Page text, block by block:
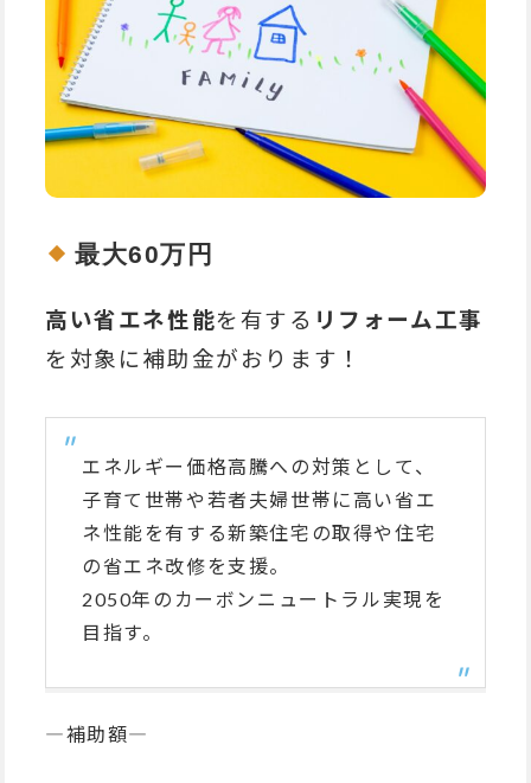
最大60万円
高い省エネ性能を有する リフォーム工事
を対象に補助金がおります！
エネルギー価格高騰への対策として、
子育て世帯や若者夫婦世帯に高い省エ
ネ性能を有する新築住宅の取得や住宅
の省エネ改修を支援。
2050年のカーボンニュートラル実現を
目指す。
―補助額―